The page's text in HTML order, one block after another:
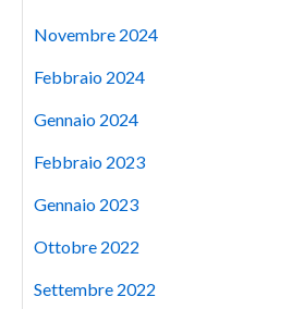
Novembre 2024
Febbraio 2024
Gennaio 2024
Febbraio 2023
Gennaio 2023
Ottobre 2022
Settembre 2022